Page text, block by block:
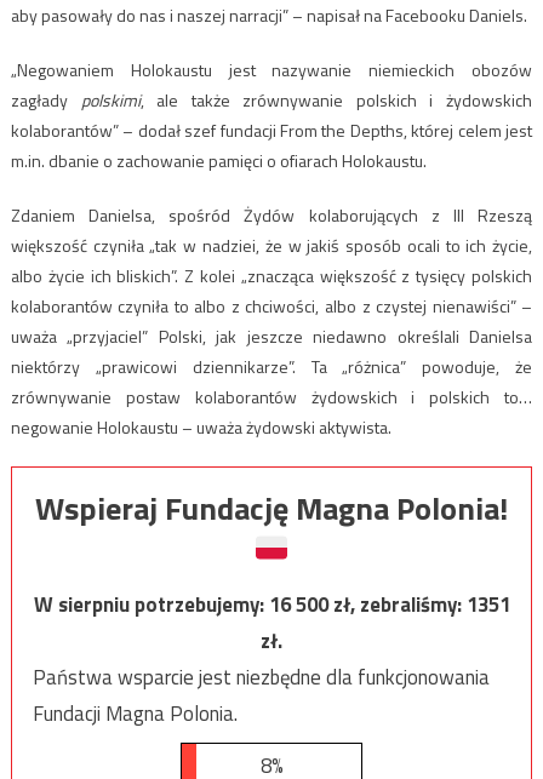
aby pasowały do nas i naszej narracji” – napisał na Facebooku Daniels.
„Negowaniem Holokaustu jest nazywanie niemieckich obozów
zagłady polskimi, ale także zrównywanie polskich i żydowskich
kolaborantów” – dodał szef fundacji From the Depths, której celem jest
m.in. dbanie o zachowanie pamięci o ofiarach Holokaustu.
Zdaniem Danielsa, spośród Żydów kolaborujących z III Rzeszą
większość czyniła „tak w nadziei, że w jakiś sposób ocali to ich życie,
albo życie ich bliskich”. Z kolei „znacząca większość z tysięcy polskich
kolaborantów czyniła to albo z chciwości, albo z czystej nienawiści” –
uważa „przyjaciel” Polski, jak jeszcze niedawno określali Danielsa
niektórzy „prawicowi dziennikarze”. Ta „różnica” powoduje, że
zrównywanie postaw kolaborantów żydowskich i polskich to…
negowanie Holokaustu – uważa żydowski aktywista.
Wspieraj Fundację Magna Polonia!
W sierpniu potrzebujemy:16 500zł, zebraliśmy:1351
zł.
Państwa wsparcie jest niezbędne dla funkcjonowania
Fundacji Magna Polonia.
8%